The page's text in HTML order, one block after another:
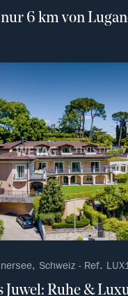
6 km von
Schweiz - Ref.
Juwel: Ruhe &